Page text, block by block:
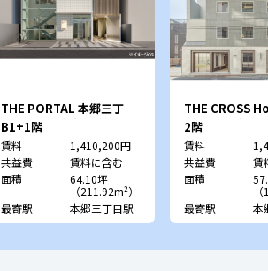
THE PORTAL 本郷三丁
目 （旧：宮本ビル）
B1+1階
賃料
1,410,200円
共益費
賃料に含む
面積
64.10坪
（211.92m²）
最寄駅
本郷三丁目駅
THE CROSS
（旧：UT本郷
2階
賃料
共益費
賃
面積
最寄駅
本